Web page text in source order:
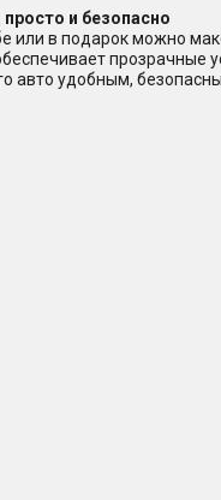
и безопасно
в подарок можно
авто удобным,